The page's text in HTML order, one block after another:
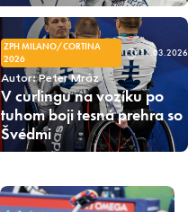
ZPH MILANO/CORTINA
2026
11.03.2026
Autor: Peter Mráz
V curlingu na vozíku po
tuhom boji tesná prehra so
Švédmi